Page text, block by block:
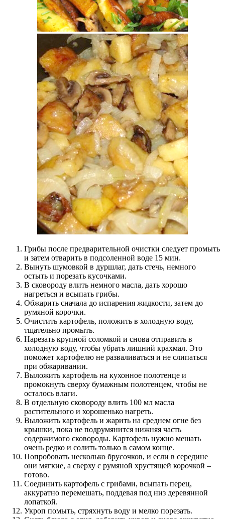
Грибы после предварительной очистки следует промыть
и затем отварить в подсоленной воде 15 мин.
Вынуть шумовкой в дуршлаг, дать стечь, немного
остыть и порезать кусочками.
В сковороду влить немного масла, дать хорошо
нагреться и всыпать грибы.
Обжарить сначала до испарения жидкости, затем до
румяной корочки.
Очистить картофель, положить в холодную воду,
тщательно промыть.
Нарезать крупной соломкой и снова отправить в
холодную воду, чтобы убрать лишний крахмал. Это
поможет картофелю не разваливаться и не слипаться
при обжаривании.
Выложить картофель на кухонное полотенце и
промокнуть сверху бумажным полотенцем, чтобы не
осталось влаги.
В отдельную сковороду влить 100 мл масла
растительного и хорошенько нагреть.
Выложить картофель и жарить на среднем огне без
крышки, пока не подрумянится нижняя часть
содержимого сковороды. Картофель нужно мешать
очень редко и солить только в самом конце.
Попробовать несколько брусочков, и если в середине
они мягкие, а сверху с румяной хрустящей корочкой –
готово.
Соединить картофель с грибами, всыпать перец,
аккуратно перемешать, поддевая под низ деревянной
лопаткой.
Укроп помыть, стряхнуть воду и мелко порезать.